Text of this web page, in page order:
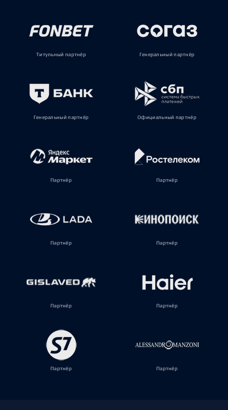
Титульный партнёр Генеральный партнёр
Генеральный партнёр Официальный партнёр
Партнёр Партнёр
Партнёр Партнёр
Партнёр Партнёр
Партнёр Партнёр